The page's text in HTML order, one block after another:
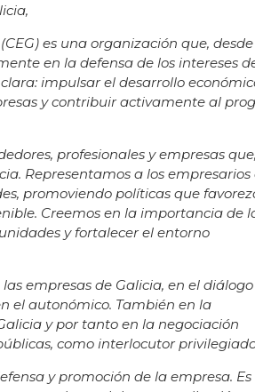
es una organización que,
en la defensa de los intereses
impulsar el desarrollo
y contribuir activamente al
profesionales y empresas
Representamos a los
promoviendo políticas que
Creemos en la importancia de
y fortalecer el entorno
empresas de Galicia, en el diálogo
el autonómico. También en la
y por tanto en la negociación
como interlocutor
y promoción de la empresa. Es